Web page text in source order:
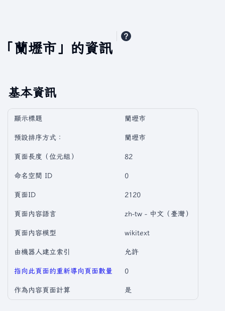
「蘭壢市」的資訊
基本資訊
顯示標題 蘭壢市
預設排序方式： 蘭壢市
頁面長度（位元組） 82
命名空間 ID 0
頁面ID 2120
頁面內容語言 zh-tw - 中文（臺灣）
頁面內容模型 wikitext
由機器人建立索引 允許
指向此頁面的重新導向頁面數量 0
作為內容頁面計算 是